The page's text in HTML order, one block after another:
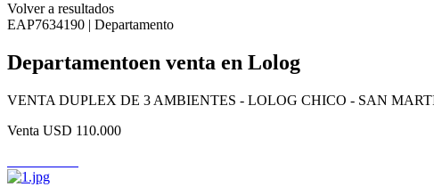
Volver a resultados
EAP7634190 | Departamento
Departamentoen venta en Lolog
VENTA DUPLEX DE 3 AMBIENTES - LOLOG CHICO - SAN
Venta USD 110.000